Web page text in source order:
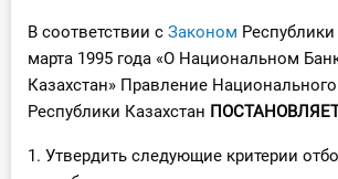
Участник ВЭД
Практика ИП
Кадры. Труд. Зарплата.
В соответствии с Законом
марта 1995 года «О Национальном
Казахстан» Правление
Республики Казахстан
1. Утвердить следующие критерии